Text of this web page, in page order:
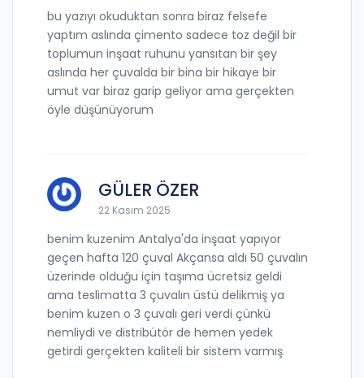
bu yazıyı okuduktan sonra biraz felsefe
yaptım aslında çimento sadece toz değil bir
toplumun inşaat ruhunu yansıtan bir şey
aslında her çuvalda bir bina bir hikaye bir
umut var biraz garip geliyor ama gerçekten
öyle düşünüyorum
GÜLER ÖZER
22 Kasım 2025
benim kuzenim Antalya'da inşaat yapıyor
geçen hafta 120 çuval Akçansa aldı 50 çuvalın
üzerinde olduğu için taşıma ücretsiz geldi
ama teslimatta 3 çuvalın üstü delikmiş ya
benim kuzen o 3 çuvalı geri verdi çünkü
nemliydi ve distribütör de hemen yedek
getirdi gerçekten kaliteli bir sistem varmış